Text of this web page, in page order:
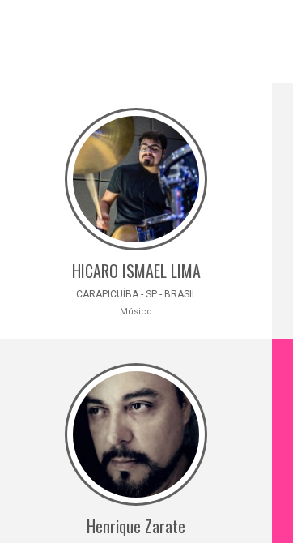
HICARO ISMAEL LIMA
CARAPICUÍBA - SP - BRASIL
Músico
Henrique Zarate